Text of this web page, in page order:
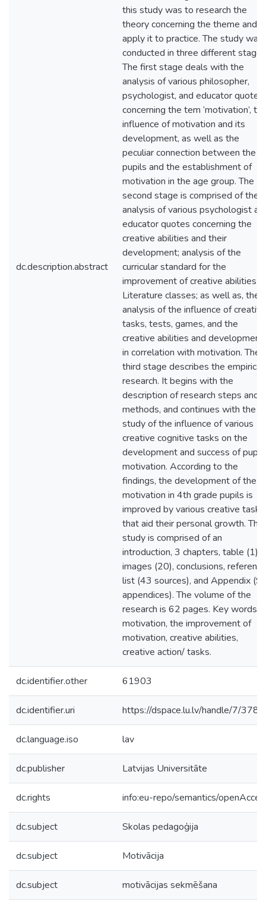
dc.description.abstract
this study was to research the
theory concerning the theme and
apply it to practice. The study was
conducted in three different
The first stage deals with the
analysis of various philosopher,
psychologist, and educator quotes
concerning the tem ‘motivation’,
influence of motivation and its
development, as well as the
peculiar connection between the
pupils and the establishment of
motivation in the age group. The
second stage is comprised of the
analysis of various psychologist
educator quotes concerning the
creative abilities and their
development; analysis of the
curricular standard for the
improvement of creative abilities in
Literature classes; as well as, the
analysis of the influence of creative
tasks, tests, games, and the
creative abilities and development
in correlation with motivation. The
third stage describes the empirical
research. It begins with the
description of research steps and
methods, and continues with the
study of the influence of various
creative cognitive tasks on the
development and success of pupil
motivation. According to the
findings, the development of the
motivation in 4th grade pupils is
improved by various creative tasks
that aid their personal growth. The
study is comprised of an
introduction, 3 chapters, table (1),
images (20), conclusions, reference
list (43 sources), and Appendix (9
appendices). The volume of the
research is 62 pages. Key words:
motivation, the improvement of
motivation, creative abilities,
creative action/ tasks.
dc.identifier.other 61903
dc.identifier.uri https://dspace.lu.lv/handle/7/
dc.language.iso lav
dc.publisher Latvijas Universitāte
dc.rights info:eu-repo/semantics/
dc.subject Skolas pedagoģija
dc.subject Motivācija
dc.subject motivācijas sekmēšana